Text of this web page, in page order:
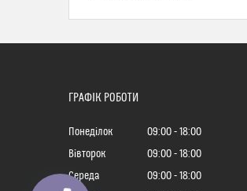
ГРАФІК РОБОТИ
Понеділок 09:00
18:00
Вівторок
09:00
18:00
Середа
09:00
18:00